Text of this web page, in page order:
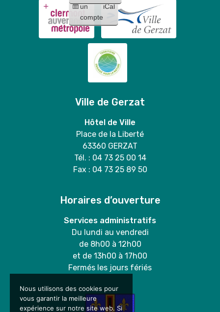
un
compte
iCal
Ville de Gerzat
Hôtel de Ville
Place de la Liberté
63360 GERZAT
Tél. : 04 73 25 00 14
Fax : 04 73 25 89 50
Horaires d’ouverture
Services administratifs
Du lundi au vendredi
de 8h00 à 12h00
et de 13h00 à 17h00
Fermés les jours fériés
Nous utilisons des cookies pour
vous garantir la meilleure
expérience sur notre site web. Si